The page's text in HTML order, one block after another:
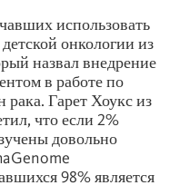
использовать
онкологии из
назвал внедрение
в работе по
рака. Гарет Хоукс из
что если 2%
довольно
98% является